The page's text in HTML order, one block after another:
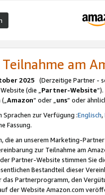
am
2025 (Derzeitige Partner -
(die „Partner-Website
Amazon“ oder „uns“ oder
zur Verfügung :Englisch,
Fassung.
die an unserem Marketing-
zur Teilnahme am
Partner-Website stimmen Sie
Bestandteil dieser
Partnerprogramm, den
der Website Amazon.com